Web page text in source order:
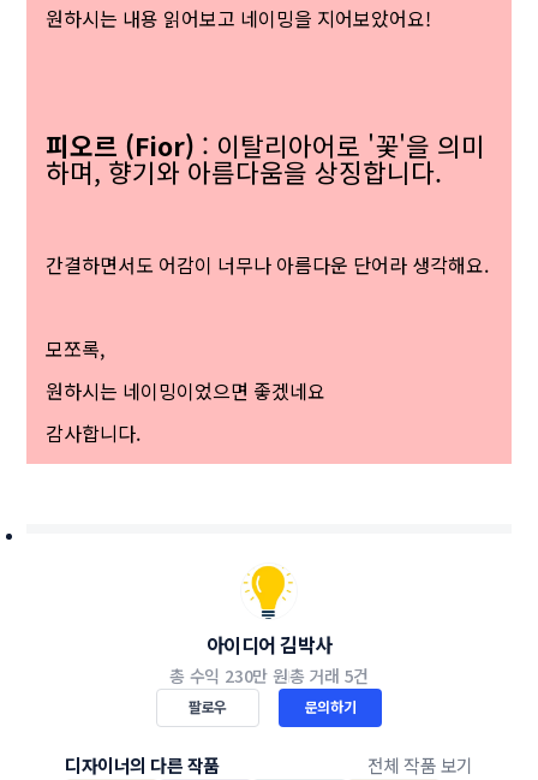
원하시는 내용 읽어보고 네이밍을 지어보았어요!
피오르 (Fior) : 이탈리아어로 '꽃'을 의미
하며, 향기와 아름다움을 상징합니다.
간결하면서도 어감이 너무나 아름다운 단어라 생각해요.
모쪼록,
원하시는 네이밍이었으면 좋겠네요
감사합니다.
아이디어 김박사
총 수익 230만 원총 거래 5건
팔로우 문의하기
디자이너의 다른 작품 전체 작품 보기